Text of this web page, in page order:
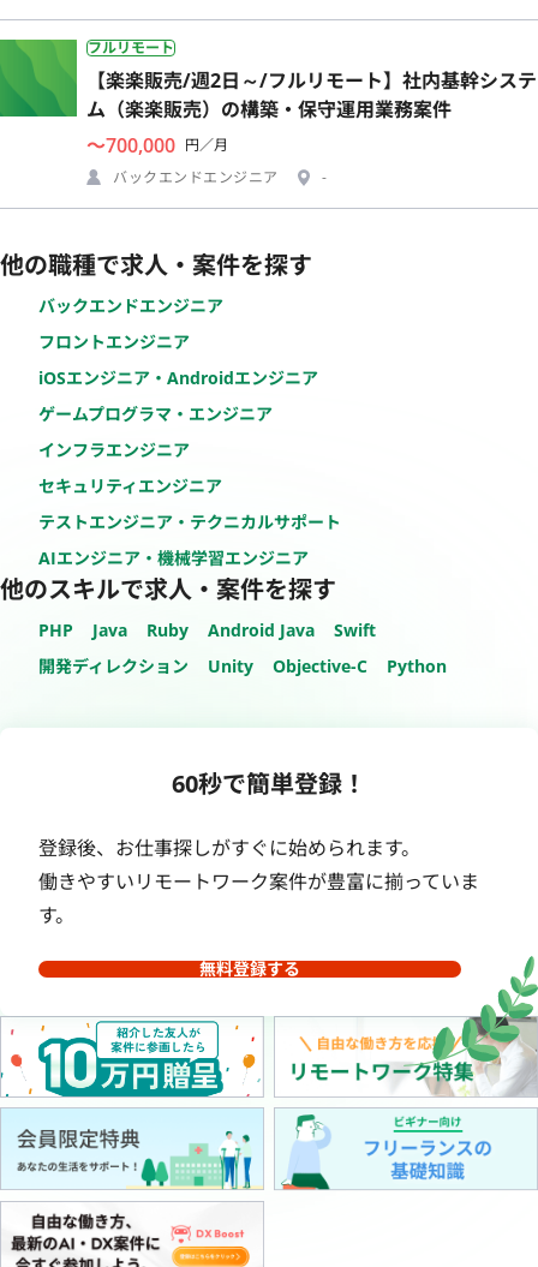
フルリモート
【楽楽販売/週2日～/フルリモート】社内基幹システ
ム（楽楽販売）の構築・保守運用業務案件
〜700,000 円／月
バックエンドエンジニア
-
他の職種で求人・案件を探す
バックエンドエンジニア
フロントエンジニア
iOSエンジニア・Androidエンジニア
ゲームプログラマ・エンジニア
インフラエンジニア
セキュリティエンジニア
テストエンジニア・テクニカルサポート
AIエンジニア・機械学習エンジニア
他のスキルで求人・案件を探す
PHP Java Ruby Android Java
Swift
開発ディレクション
Unity Objective-C Python
60秒で簡単登録！
登録後、お仕事探しがすぐに始められます。
働きやすいリモートワーク案件が豊富に揃っていま
す。
無料登録する